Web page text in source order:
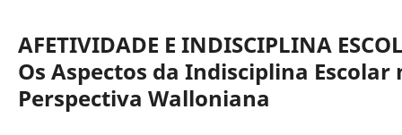
AFETIVIDADE E INDISCIPLINA
Os Aspectos da Indisciplina Escolar
Perspectiva Walloniana